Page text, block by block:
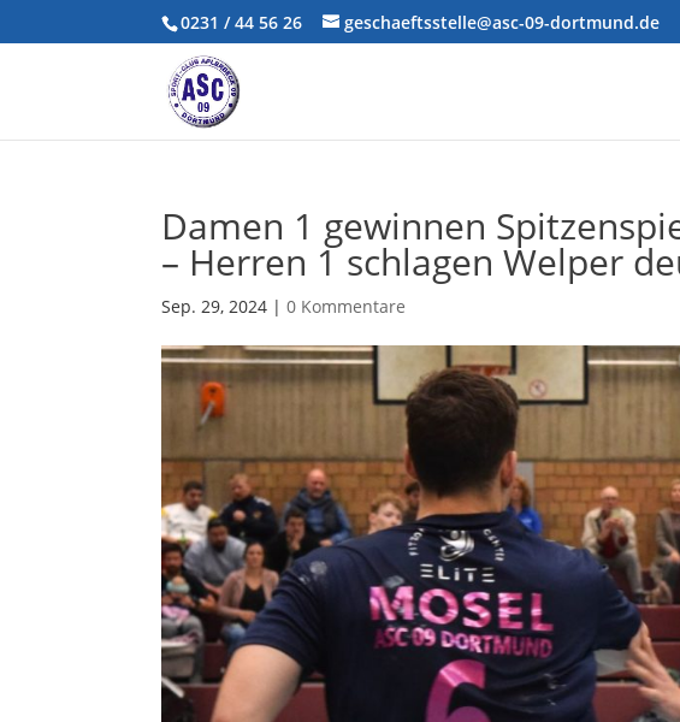
0231 / 44 56 26 geschaeftsstelle@asc-09-dortmund.de
Damen 1 gewinnen
– Herren 1 schlagen Welper
Sep. 29, 2024 |0 Kommentare